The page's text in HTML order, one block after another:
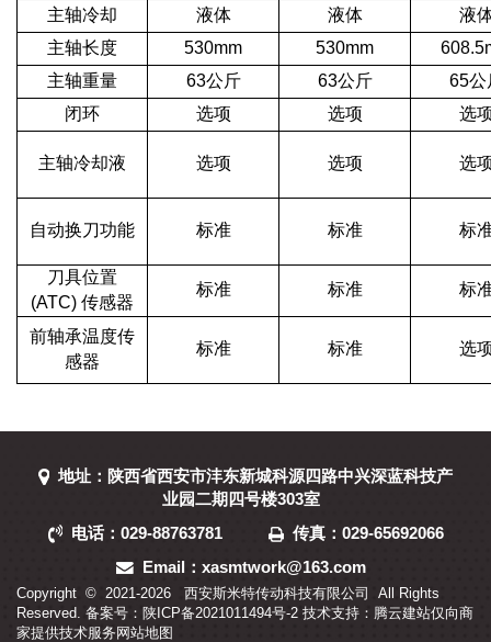
主轴冷却 液体 液体
液
主轴长度
530mm 530mm
主轴重量
63公斤 63公斤
65公
闭环
选项 选项 选
主轴冷却液 选项 选项 选
自动换刀功能 标准 标准 标
刀具位置
(ATC) 传感器
标准 标准 标
前轴承温度传
感器
标准 标准 选
地址：陕西省西安市沣东新城科源四路中兴深蓝科技产
业园二期四号楼303室
电话：029-88763781
传真：029-65692066
Email：xasmtwork@163.com
Copyright © 2021-2026
西安斯米特传动科技有限公司 All Rights
Reserved. 备案号： 陕ICP备2021011494号-2 技术支持： 腾云建站仅向商
家提供技术服务网站地图